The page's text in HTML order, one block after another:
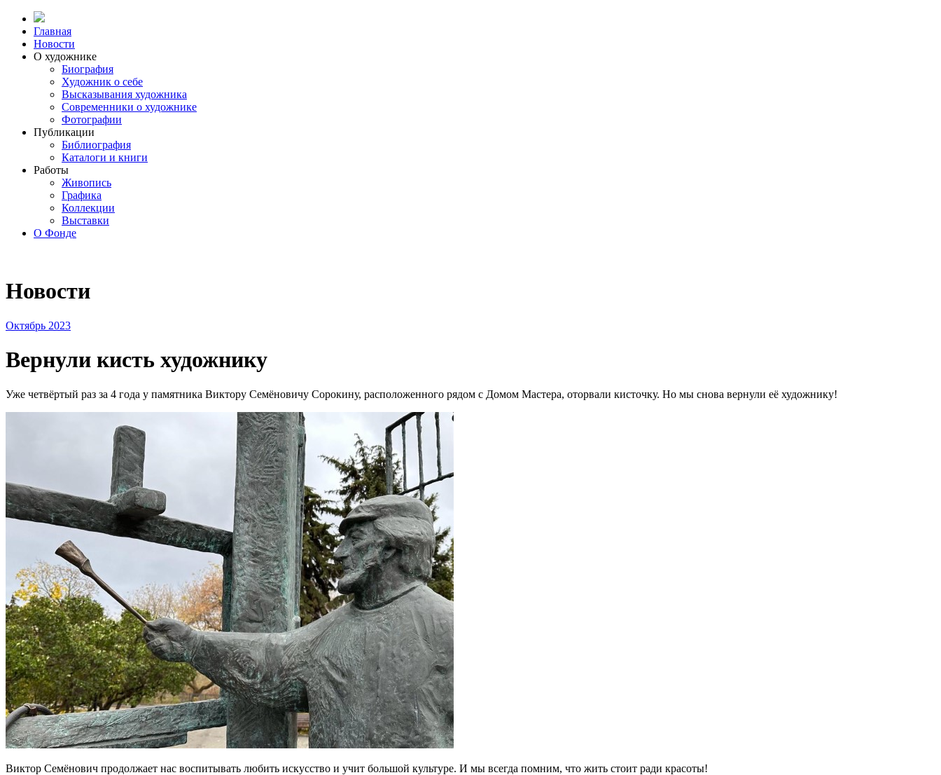
Главная
Новости
О художнике
Биография
Художник о себе
Выcказывания художника
Современники о художнике
Фотографии
Публикации
Библиография
Каталоги и книги
Работы
Живопись
Графика
Коллекции
Выставки
О Фонде
Новости
Октябрь 2023
Вернули кисть художнику
Уже четвёртый раз за 4 года у памятника Виктору Семёновичу Сорокину, расположенного рядом с Домом Мастера, оторвали кисточку. Но мы снова вернули её художнику!
Виктор Семёнович продолжает нас воспитывать любить искусство и учит большой культуре. И мы всегда помним, что жить стоит ради красоты!